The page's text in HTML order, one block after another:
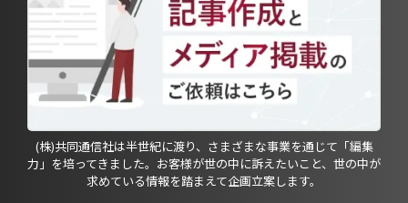
(株)共同通信社は半世紀に渡り、さまざまな事業を通じて「編集
力」を培ってきました。お客様が世の中に訴えたいこと、世の中が
求めている情報を踏まえて企画立案します。